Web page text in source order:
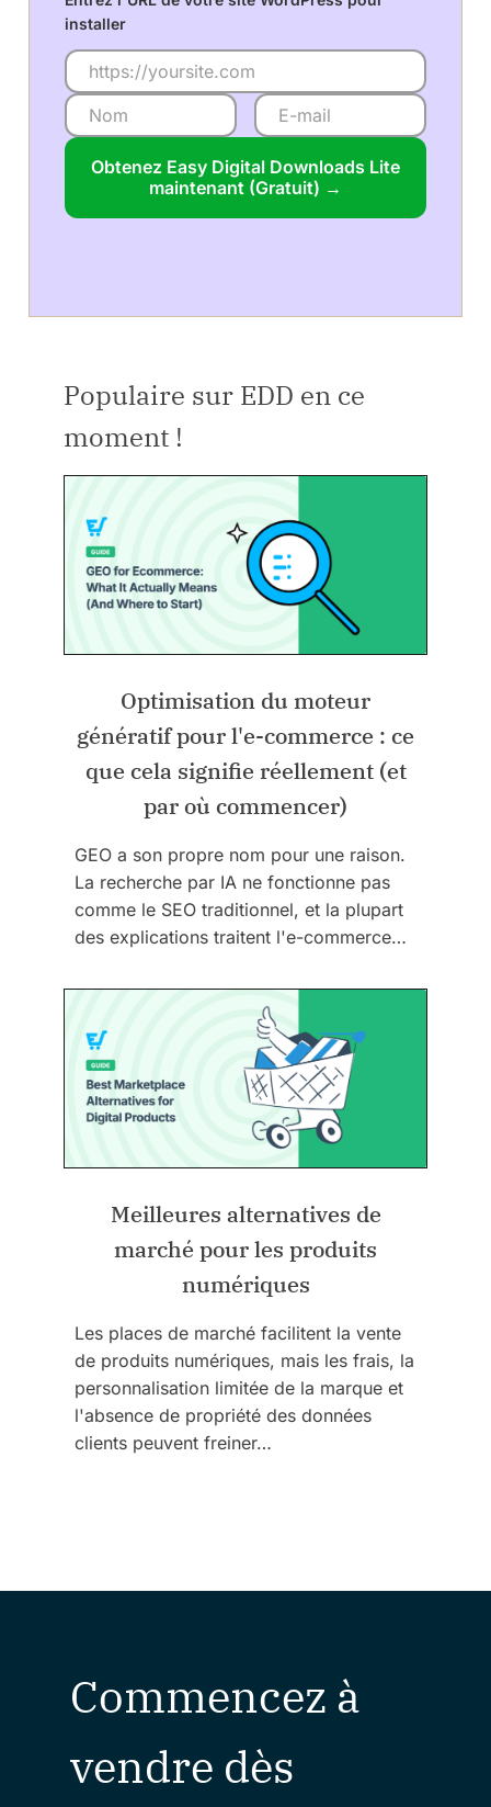
installer
Obtenez Easy Digital Downloads Lite
maintenant (Gratuit) →
Populaire sur EDD en ce
moment !
Optimisation du moteur
génératif pour l'e-commerce : ce
que cela signifie réellement (et
par où commencer)
GEO a son propre nom pour une raison.
La recherche par IA ne fonctionne pas
comme le SEO traditionnel, et la plupart
des explications traitent l'e-commerce…
Meilleures alternatives de
marché pour les produits
numériques
Les places de marché facilitent la vente
de produits numériques, mais les frais, la
personnalisation limitée de la marque et
l'absence de propriété des données
clients peuvent freiner…
Commencez à
vendre dès